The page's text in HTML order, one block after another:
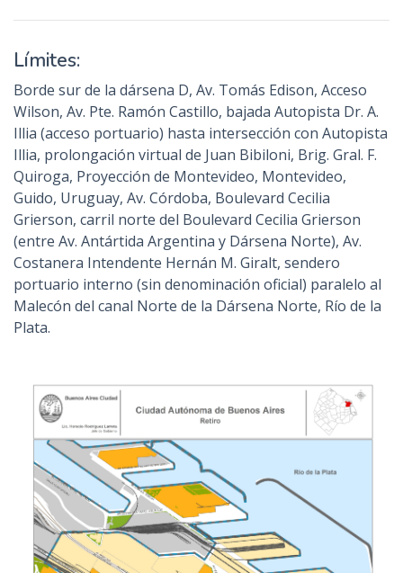
Límites:
Borde sur de la dársena D, Av. Tomás Edison, Acceso
Wilson, Av. Pte. Ramón Castillo, bajada Autopista Dr. A.
Illia (acceso portuario) hasta intersección con Autopista
Illia, prolongación virtual de Juan Bibiloni, Brig. Gral. F.
Quiroga, Proyección de Montevideo, Montevideo,
Guido, Uruguay, Av. Córdoba, Boulevard Cecilia
Grierson, carril norte del Boulevard Cecilia Grierson
(entre Av. Antártida Argentina y Dársena Norte), Av.
Costanera Intendente Hernán M. Giralt, sendero
portuario interno (sin denominación oficial) paralelo al
Malecón del canal Norte de la Dársena Norte, Río de la
Plata.